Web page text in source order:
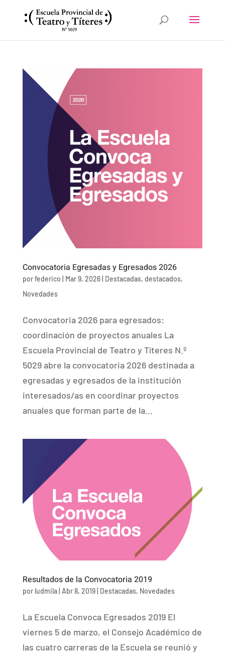
Convocatoria Egresadas y Egresados 2026
porfederico Mar 9, 2026| Destacadas, destacados,
Novedades
Convocatoria 2026 para egresados:
coordinación de proyectos anuales La
Escuela Provincial de Teatro y Títeres N.º
5029 abre la convocatoria 2026 destinada a
egresadas y egresados de la institución
interesados/as en coordinar proyectos
anuales que forman parte de la...
Resultados de la Convocatoria 2019
por ludmila| Abr 8, 2019| Destacadas, Novedades
La Escuela Convoca Egresados 2019 El
viernes 5 de marzo, el Consejo Académico de
las cuatro carreras de la Escuela se reunió y